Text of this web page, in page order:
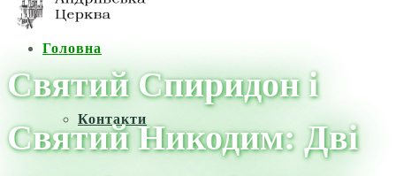
Головна
Контакти
Святий Спиридон і
Святий Никодим: Дві